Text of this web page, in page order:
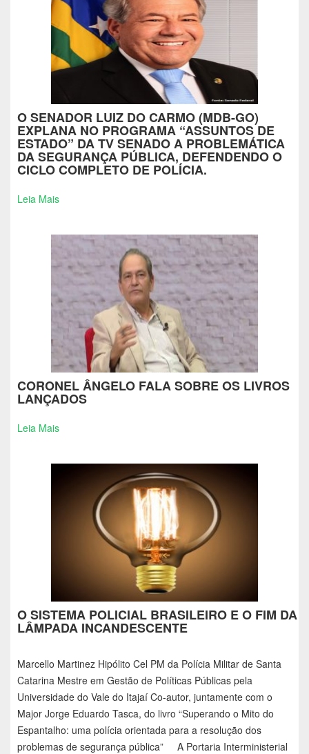
O SENADOR LUIZ DO CARMO (MDB-GO)
EXPLANA NO PROGRAMA “ASSUNTOS DE
ESTADO” DA TV SENADO A PROBLEMÁTICA
DA SEGURANÇA PÚBLICA, DEFENDENDO O
CICLO COMPLETO DE POLÍCIA.
Leia Mais
CORONEL ÂNGELO FALA SOBRE OS LIVROS
LANÇADOS
Leia Mais
O SISTEMA POLICIAL BRASILEIRO E O FIM DA
LÂMPADA INCANDESCENTE
Marcello Martinez Hipólito Cel PM da Polícia Militar de Santa
Catarina Mestre em Gestão de Políticas Públicas pela
Universidade do Vale do Itajaí Co-autor, juntamente com o
Major Jorge Eduardo Tasca, do livro “Superando o Mito do
Espantalho: uma polícia orientada para a resolução dos
problemas de segurança pública” A Portaria Interministerial